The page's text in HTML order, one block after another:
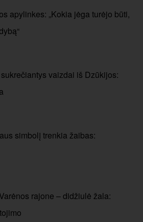
apylinkes: „Kokia jėga turėjo būti,
vaizdai iš Dzūkijos:
simbolį trenkia žaibas:
rajone – didžiulė žala: